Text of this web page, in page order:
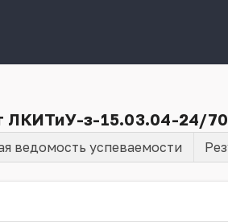
ЛКИТиУ-з-15.03.04-24/
ведомость успеваемости